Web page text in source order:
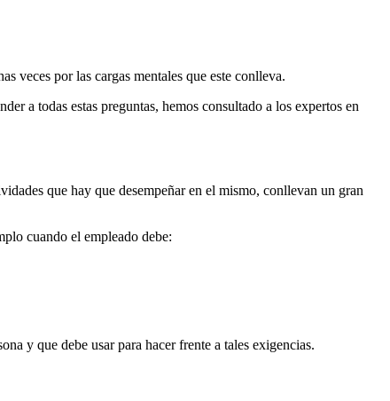
veces por las cargas mentales que este conlleva.
a todas estas preguntas, hemos consultado a los expertos en
que hay que desempeñar en el mismo, conllevan un gran
cuando el empleado debe:
y que debe usar para hacer frente a tales exigencias.